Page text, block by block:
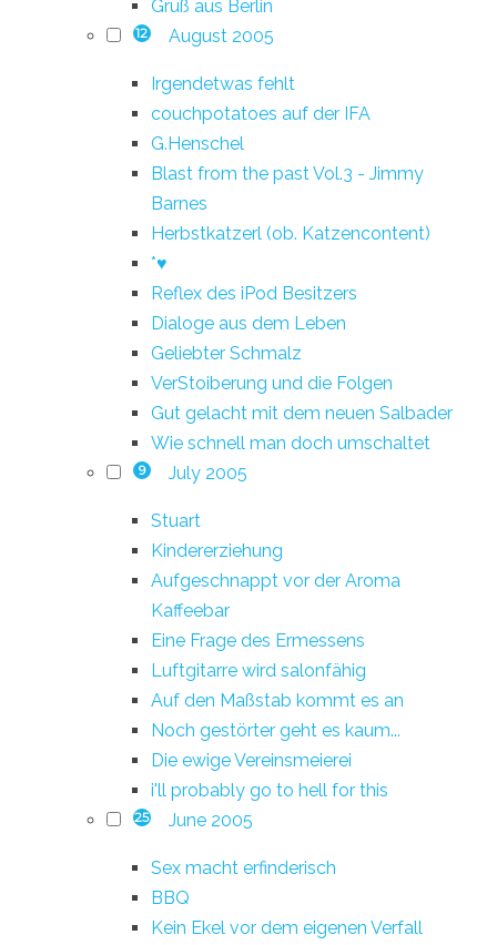
Gruß aus Berlin
12 August 2005
Irgendetwas fehlt
couchpotatoes auf der IFA
G.Henschel
Blast from the past Vol.3 - Jimmy
Barnes
Herbstkatzerl (ob. Katzencontent)
*♥
Reflex des iPod Besitzers
Dialoge aus dem Leben
Geliebter Schmalz
VerStoiberung und die Folgen
Gut gelacht mit dem neuen Salbader
Wie schnell man doch umschaltet
9 July 2005
Stuart
Kindererziehung
Aufgeschnappt vor der Aroma
Kaffeebar
Eine Frage des Ermessens
Luftgitarre wird salonfähig
Auf den Maßstab kommt es an
Noch gestörter geht es kaum...
Die ewige Vereinsmeierei
i'll probably go to hell for this
25 June 2005
Sex macht erfinderisch
BBQ
Kein Ekel vor dem eigenen Verfall